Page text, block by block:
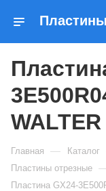
WALTER
Главная — Каталог
Пластины отрезные
Пластина GX24-